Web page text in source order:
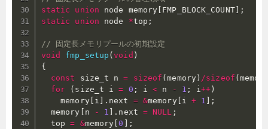
static
union node memory [ FMP_BLOCK_COUNT] ;
static
union node *top ;
// 固定長メモリプールの初期設定
void
fmp_setup (void )
{
const size_t n = sizeof (memory) /sizeof (
for
( size_t i = 0 ; i < n - 1 ; i++)
    memory
[ i ] . next = &memory[ i + 1 ] ;
  memory
[ n - 1 ] . next = NULL ;
  top
= &memory [0 ] ;